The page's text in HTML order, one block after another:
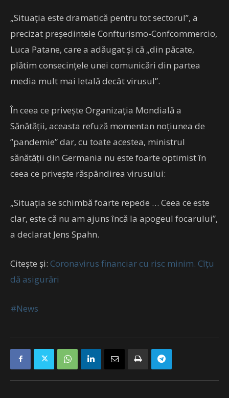
„Situaţia este dramatică pentru tot sectorul”, a
precizat preşedintele Confturismo-Confcommercio,
Luca Patane, care a adăugat și că „din păcate,
plătim consecinţele unei comunicări din partea
media mult mai letală decât virusul”.
În ceea ce privește Organizația Mondială a
Sănătății, aceasta refuză momentan noțiunea de
”pandemie” dar, cu toate acestea, ministrul
sănătății din Germania nu este foarte optimist în
ceea ce privește răspândirea virusului:
„Situația se schimbă foarte repede … Ceea ce este
clar, este că nu am ajuns încă la apogeul focarului”,
a declarat Jens Spahn.
Citește și: Coronavirus financiar cu risc minim. Cîțu
dă asigurări
#News